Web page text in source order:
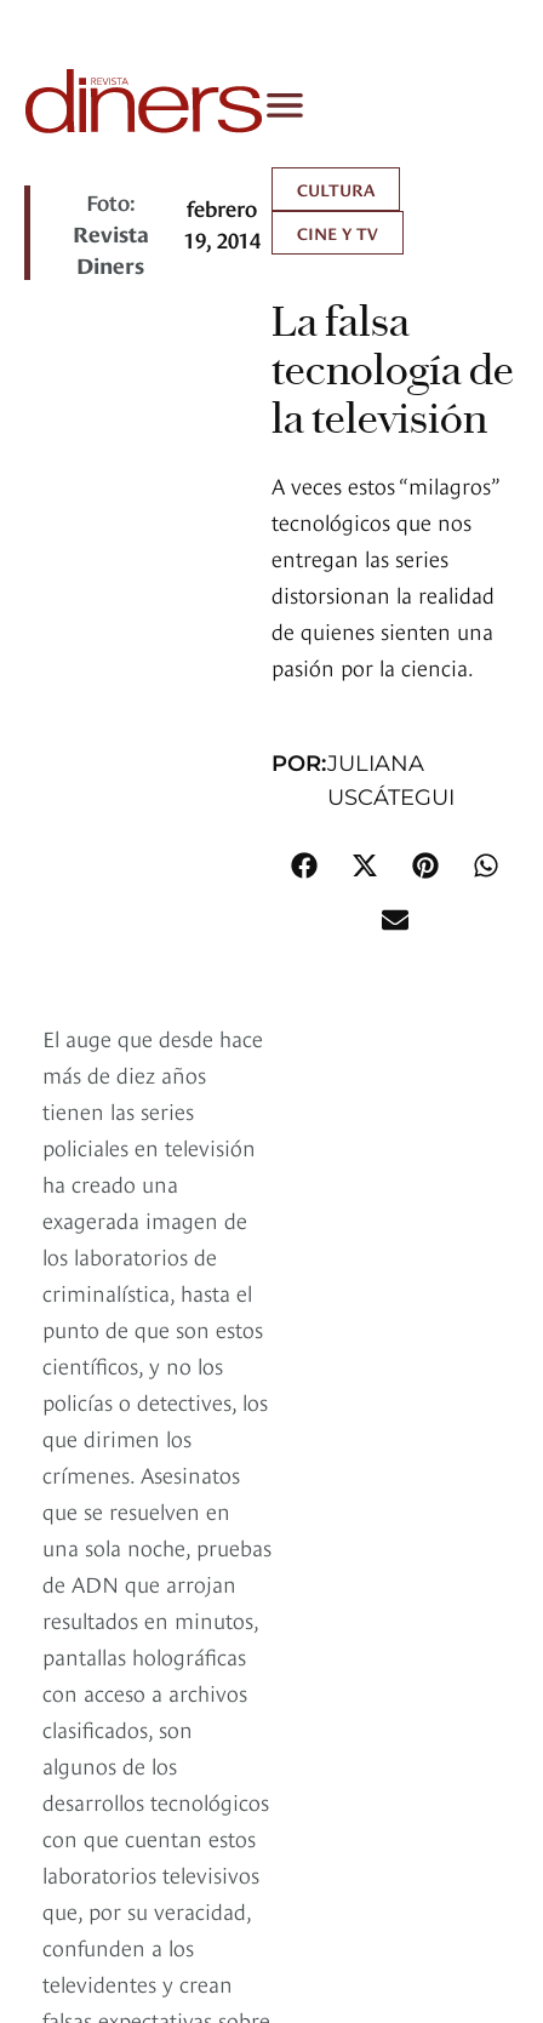
Foto:
Revista
Diners
febrero
19, 2014
CULTURA
CINE Y TV
La falsa
tecnología de
la televisión
A veces estos “milagros”
tecnológicos que nos
entregan las series
distorsionan la realidad
de quienes sienten una
pasión por la ciencia.
POR:JULIANA
USCÁTEGUI
El auge que desde hace
más de diez años
tienen las series
policiales en televisión
ha creado una
exagerada imagen de
los laboratorios de
criminalística, hasta el
punto de que son estos
científicos, y no los
policías o detectives, los
que dirimen los
crímenes. Asesinatos
que se resuelven en
una sola noche, pruebas
de ADN que arrojan
resultados en minutos,
pantallas holográficas
con acceso a archivos
clasificados, son
algunos de los
desarrollos tecnológicos
con que cuentan estos
laboratorios televisivos
que, por su veracidad,
confunden a los
televidentes y crean